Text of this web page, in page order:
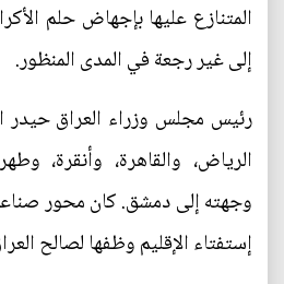
المتنازع عليها بإجهاض حلم
إلى غير رجعة في المدى المنظور.
رئيس مجلس وزراء العراق حيدر
الرياض، والقاهرة، وأنقرة،
وجهته إلى دمشق. كان محور
إستفتاء الإقليم وظفها لصالح